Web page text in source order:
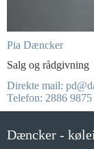
Pia Dæncker
Salg og rådgivning
Direkte mail:
Telefon: 2886 9875
Dæncker -